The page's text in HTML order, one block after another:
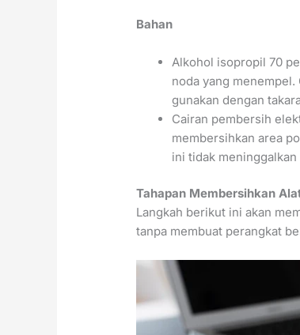
Bahan
Alkohol isopropil 70
noda yang
gunakan dengan
Cairan pembersih
membersihkan area
ini tidak
Tahapan Membersihkan
Langkah berikut ini akan
tanpa membuat perangkat